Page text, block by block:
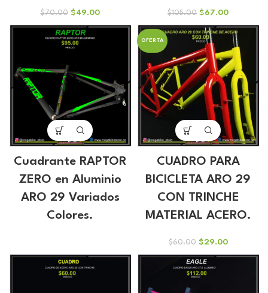
$70.00 El
precio
original
era:
$49.00El
precio
$105.00 El
precio
original
era:
$105.00.
$67.00El
precio
actual
es:
$67.00.
Cuadrante RAPTOR
ZERO en Aluminio
ARO 29 Variados
Colores.
OFERTA
CUADRO PARA
BICICLETA ARO 29
CON TRINCHE
MATERIAL ACERO.
$60.00 El
precio
original
era:
$29.00El
precio